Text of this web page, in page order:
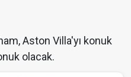
Aston Villa'yı konuk
olacak.